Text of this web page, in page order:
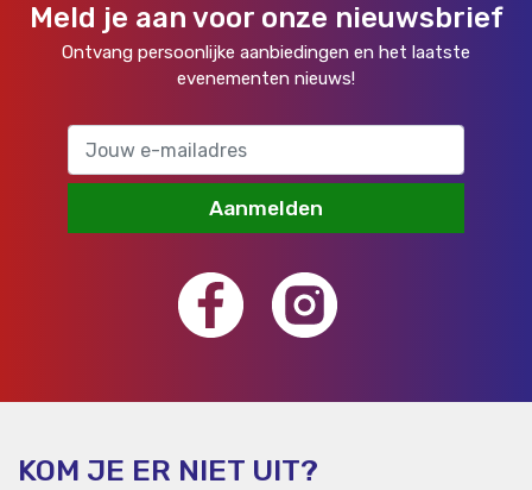
Meld je aan voor onze nieuwsbrief
Ontvang persoonlijke aanbiedingen en het laatste
evenementen nieuws!
Aanmelden
KOM JE ER NIET UIT?